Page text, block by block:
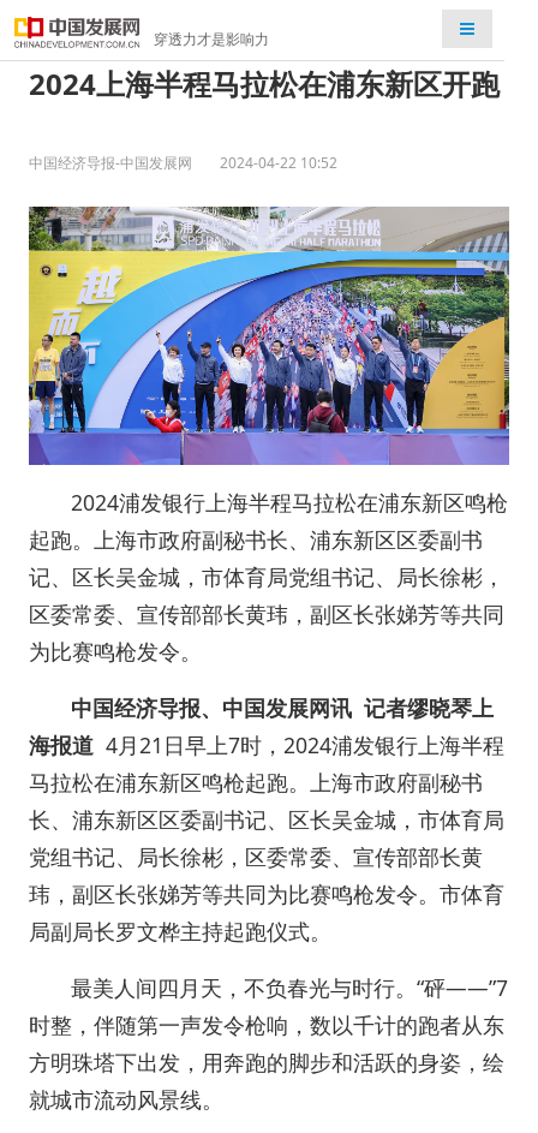
穿透力才是影响力
检索
2024上海半程马拉松在浦东新区开跑
中国经济导报-中国发展网 2024-04-22 10:52
2024浦发银行上海半程马拉松在浦东新区鸣枪
起跑。上海市政府副秘书长、浦东新区区委副书
记、区长吴金城，市体育局党组书记、局长徐彬，
区委常委、宣传部部长黄玮，副区长张娣芳等共同
为比赛鸣枪发令。
中国经济导报、中国发展网讯 记者缪晓琴上
海报道 4月21日早上7时，2024浦发银行上海半程
马拉松在浦东新区鸣枪起跑。上海市政府副秘书
长、浦东新区区委副书记、区长吴金城，市体育局
党组书记、局长徐彬，区委常委、宣传部部长黄
玮，副区长张娣芳等共同为比赛鸣枪发令。市体育
局副局长罗文桦主持起跑仪式。
最美人间四月天，不负春光与时行。“砰——”7
时整，伴随第一声发令枪响，数以千计的跑者从东
方明珠塔下出发，用奔跑的脚步和活跃的身姿，绘
就城市流动风景线。